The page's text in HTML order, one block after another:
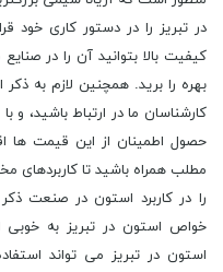
در تبریز را در دستور کاری خود
کیفیت بالا بتوانید آن را در
بهره را برید. همچنین لازم به
کارشناسان ما در ارتباط باشید، و
حصول اطمینان از این قیمت ها
مطلب همراه باشید تا کاربردهای
را در کاربرد استون در صنعت
خواص استون در تبریز به خوبی
استون در تبریز می تواند